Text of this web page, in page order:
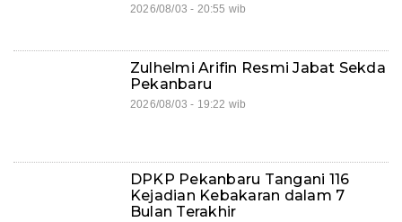
2026/08/03 - 20:55 wib
Zulhelmi Arifin Resmi Jabat Sekda
Pekanbaru
2026/08/03 - 19:22 wib
DPKP Pekanbaru Tangani 116
Kejadian Kebakaran dalam 7
Bulan Terakhir